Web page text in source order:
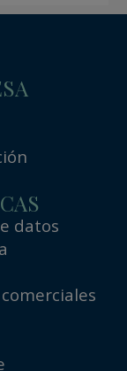
datos